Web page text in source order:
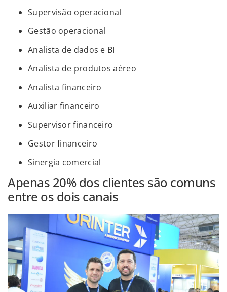
Supervisão operacional
Gestão operacional
Analista de dados e BI
Analista de produtos aéreo
Analista financeiro
Auxiliar financeiro
Supervisor financeiro
Gestor financeiro
Sinergia comercial
Apenas 20% dos clientes são comuns
entre os dois canais